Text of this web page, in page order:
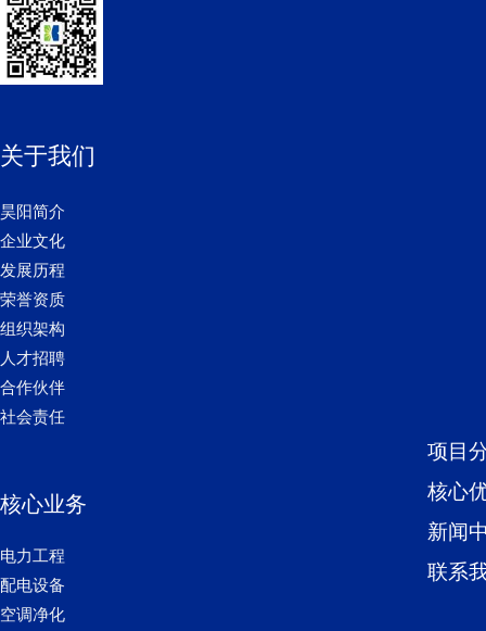
关于我们
昊阳简介
企业文化
发展历程
荣誉资质
组织架构
人才招聘
合作伙伴
社会责任
核心业务
电力工程
配电设备
空调净化
项目
核心
新闻
联系